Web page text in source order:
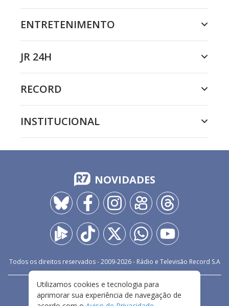
ENTRETENIMENTO
JR 24H
RECORD
INSTITUCIONAL
NOVIDADES
Todos os direitos reservados - 2009-2026- Rádio e Televisão Record S.A
FALE CONOSCO
PRIVACIDADE
TERMOS E CONDIÇÕES DE USO
Utilizamos cookies e tecnologia para
aprimorar sua experiência de navegação de